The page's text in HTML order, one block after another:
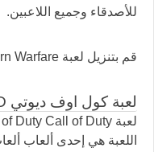
للأصدقاء وجميع اللاعبين.
قم بتنزيل لعبة Call of Duty Modern Warfare
لعبة كول اوف ديوتي COD
اللعبة هي إحدى ألعاب